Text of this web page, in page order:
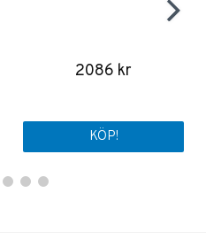
2086 kr
KÖP!